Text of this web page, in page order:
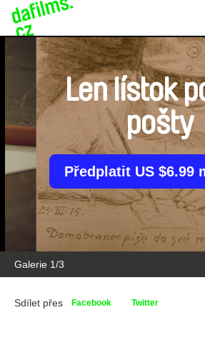
Galerie 2/3
Len lístok
pošty
Předplatit US $6.99
Sdílet přes Facebook Twitter